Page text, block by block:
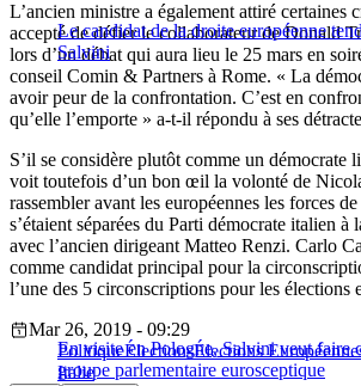
Le candidat de la droite européenne
Salvini
L’ancien ministre a également attiré certaines
accepté de défier le collaborateur de Donald
lors d’un débat qui aura lieu le 25 mars en
conseil Comin & Partners à Rome. « La
avoir peur de la confrontation. C’est en
qu’elle l’emporte » a-t-il répondu à ses
S’il se considère plutôt comme un démocrate
voit toutefois d’un bon œil la volonté de
rassembler avant les européennes les forces
s’étaient séparées du Parti démocrate italien à
avec l’ancien dirigeant Matteo Renzi. Carlo
comme candidat principal pour la
l’une des 5 circonscriptions pour les élections
En visite en Pologne, Salvini veut faire
groupe parlementaire eurosceptique
Mar 26, 2019 - 09:29
PolitiqueÉlectionsÉlections
Italie